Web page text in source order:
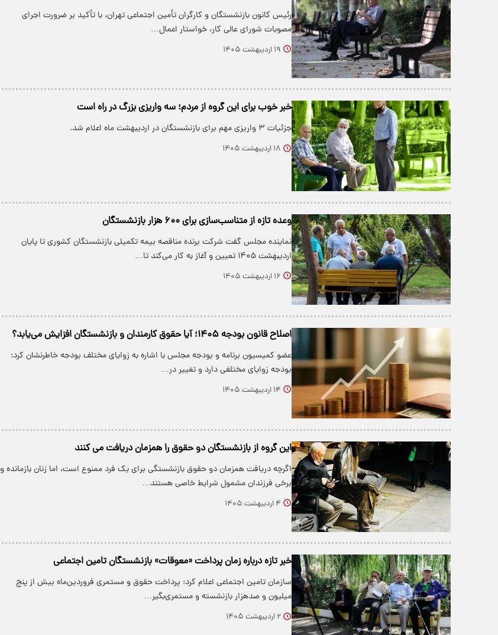
رئیس کانون بازنشستگان و کارگران تأمین اجتماعی تهران، با تأکید بر ضرورت اجرای
مصوبات شورای عالی کار، خواستار اعمال…
۱۹ اردیبهشت ۱۴۰۵
خبر خوب برای این گروه از مردم؛ سه واریزی بزرگ در راه است
جزئیات ۳ واریزی مهم برای بازنشستگان در اردیبهشت ماه اعلام شد.
۱۸ اردیبهشت ۱۴۰۵
وعده تازه از متناسب‌سازی برای ۶۰۰ هزار بازنشستگان
نماینده مجلس گفت شرکت برنده مناقصه بیمه تکمیلی بازنشستگان کشوری تا پایان
اردیبهشت ۱۴۰۵ تعیین و آغاز به کار می‌کند تا…
۱۶ اردیبهشت ۱۴۰۵
اصلاح قانون بودجه ۱۴۰۵؛ آیا حقوق کارمندان و بازنشستگان افزایش می‌یابد؟
عضو کمیسیون برنامه و بودجه مجلس با اشاره به زوایای مختلف بودجه خاطرنشان کرد:
بودجه زوایای مختلفی دارد و تغییر در…
۱۴ اردیبهشت ۱۴۰۵
این گروه از بازنشستگان دو حقوق را همزمان دریافت می کنند
اگرچه دریافت همزمان دو حقوق بازنشستگی برای یک فرد ممنوع است، اما زنان بازمانده و
برخی فرزندان مشمول شرایط خاصی هستند…
۴ اردیبهشت ۱۴۰۵
خبر تازه درباره زمان‌ پرداخت «معوقات» بازنشستگان تامین اجتماعی
سازمان تامین اجتماعی اعلام کرد: پرداخت حقوق و مستمری فروردین‌ماه بیش از پنج
میلیون و صدهزار بازنشسته و مستمری‌بگیر…
۲ اردیبهشت ۱۴۰۵